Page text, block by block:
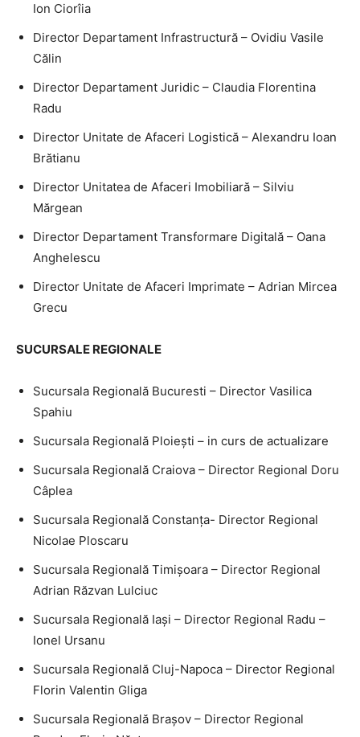
Ion Ciorîia
Director Departament Infrastructură – Ovidiu Vasile
Călin
Director Departament Juridic – Claudia Florentina
Radu
Director Unitate de Afaceri Logistică – Alexandru Ioan
Brătianu
Director Unitatea de Afaceri Imobiliară – Silviu
Mărgean
Director Departament Transformare Digitală – Oana
Anghelescu
Director Unitate de Afaceri Imprimate – Adrian Mircea
Grecu
SUCURSALE REGIONALE
Sucursala Regională Bucuresti – Director Vasilica
Spahiu
Sucursala Regională Ploieşti – in curs de actualizare
Sucursala Regională Craiova – Director Regional Doru
Câplea
Sucursala Regională Constanţa- Director Regional
Nicolae Ploscaru
Sucursala Regională Timişoara – Director Regional
Adrian Răzvan Lulciuc
Sucursala Regională Iaşi – Director Regional Radu –
Ionel Ursanu
Sucursala Regională Cluj-Napoca – Director Regional
Florin Valentin Gliga
Sucursala Regională Braşov – Director Regional